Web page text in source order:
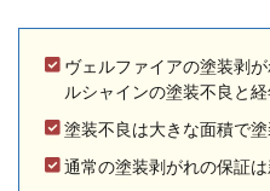
ヴェルファイアの塗装剥
ルシャインの塗装不良と
塗装不良は大きな面積で
通常の塗装剥がれの保証